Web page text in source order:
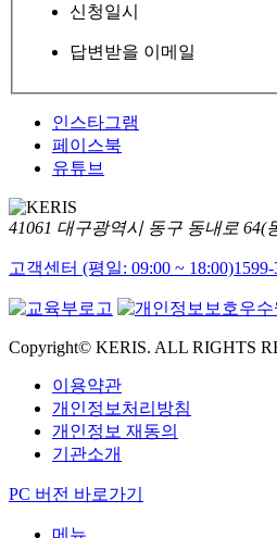
신청일시
답변받을 이메일
인스타그램
페이스북
유튜브
41061 대구광역시 동구 동내로 64(
고객센터 (평일: 09:00 ~ 18:00)
Copyright© KERIS. ALL RIGHTS
이용약관
개인정보처리방침
개인정보 재동의
기관소개
PC 버전 바로가기
메뉴